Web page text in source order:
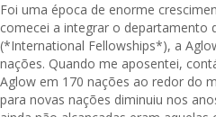
Foi uma época de enorme
comecei a integrar o departamento
(*International Fellowships*), a
nações. Quando me aposentei,
Aglow em 170 nações ao redor do
para novas nações diminuiu nos